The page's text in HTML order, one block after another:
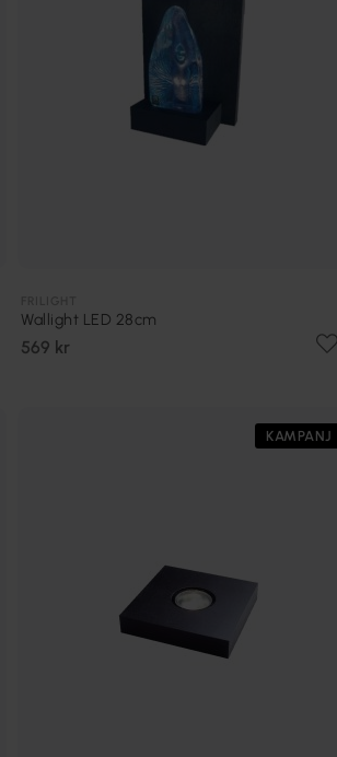
Wallight LED 28cm
569 kr
KAMPANJ